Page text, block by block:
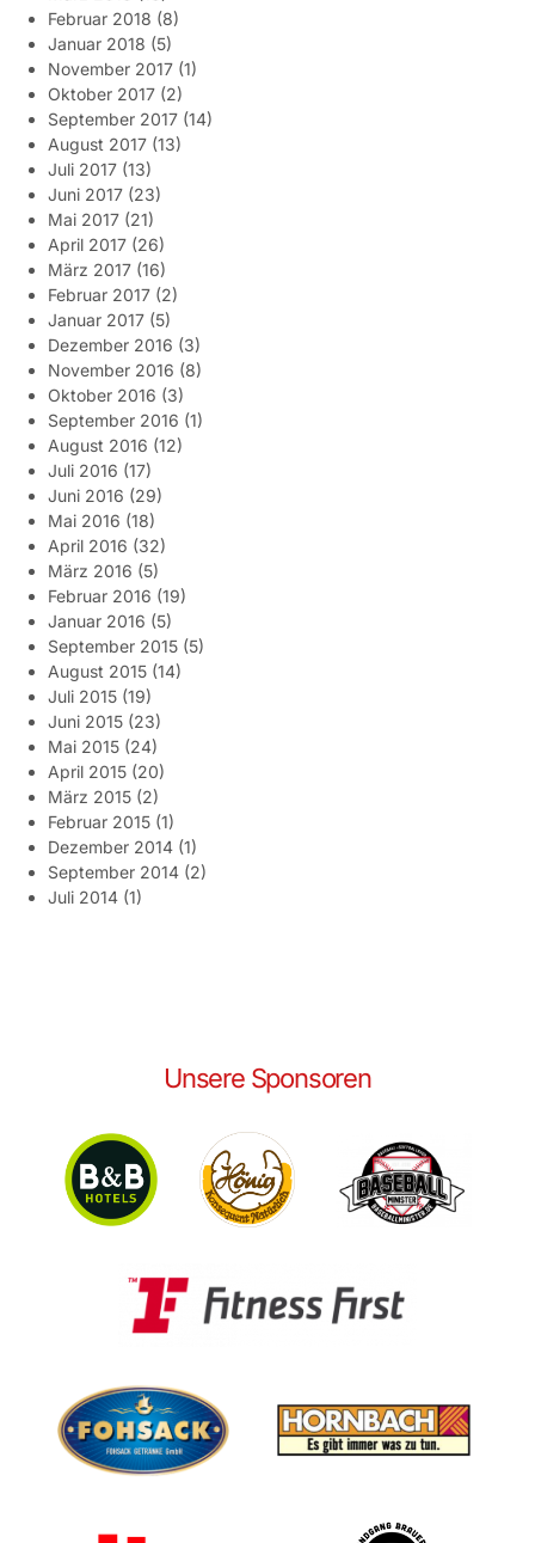
Februar 2018 (8)
Januar 2018 (5)
November 2017 (1)
Oktober 2017 (2)
September 2017 (14)
August 2017 (13)
Juli 2017 (13)
Juni 2017 (23)
Mai 2017 (21)
April 2017 (26)
März 2017 (16)
Februar 2017 (2)
Januar 2017 (5)
Dezember 2016 (3)
November 2016 (8)
Oktober 2016 (3)
September 2016 (1)
August 2016 (12)
Juli 2016 (17)
Juni 2016 (29)
Mai 2016 (18)
April 2016 (32)
März 2016 (5)
Februar 2016 (19)
Januar 2016 (5)
September 2015 (5)
August 2015 (14)
Juli 2015 (19)
Juni 2015 (23)
Mai 2015 (24)
April 2015 (20)
März 2015 (2)
Februar 2015 (1)
Dezember 2014 (1)
September 2014 (2)
Juli 2014 (1)
Unsere Sponsoren